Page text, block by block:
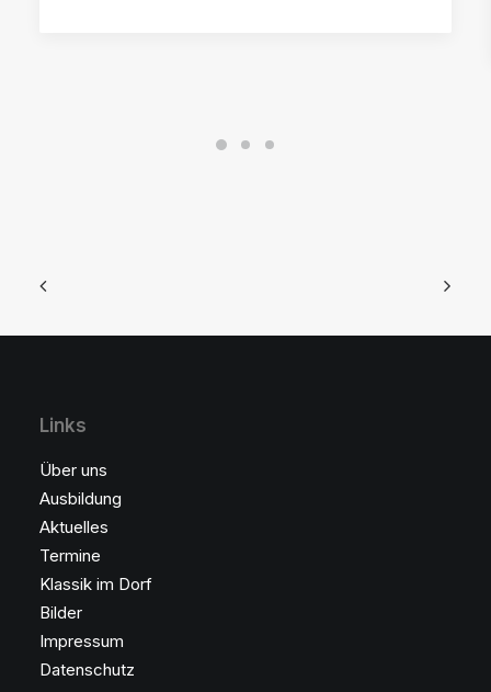
Links
Über uns
Ausbildung
Aktuelles
Termine
Klassik im Dorf
Bilder
Impressum
Datenschutz